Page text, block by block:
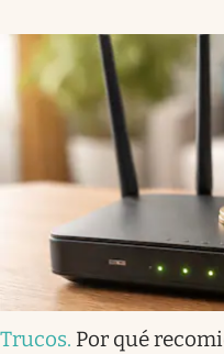
Trucos. Por qué